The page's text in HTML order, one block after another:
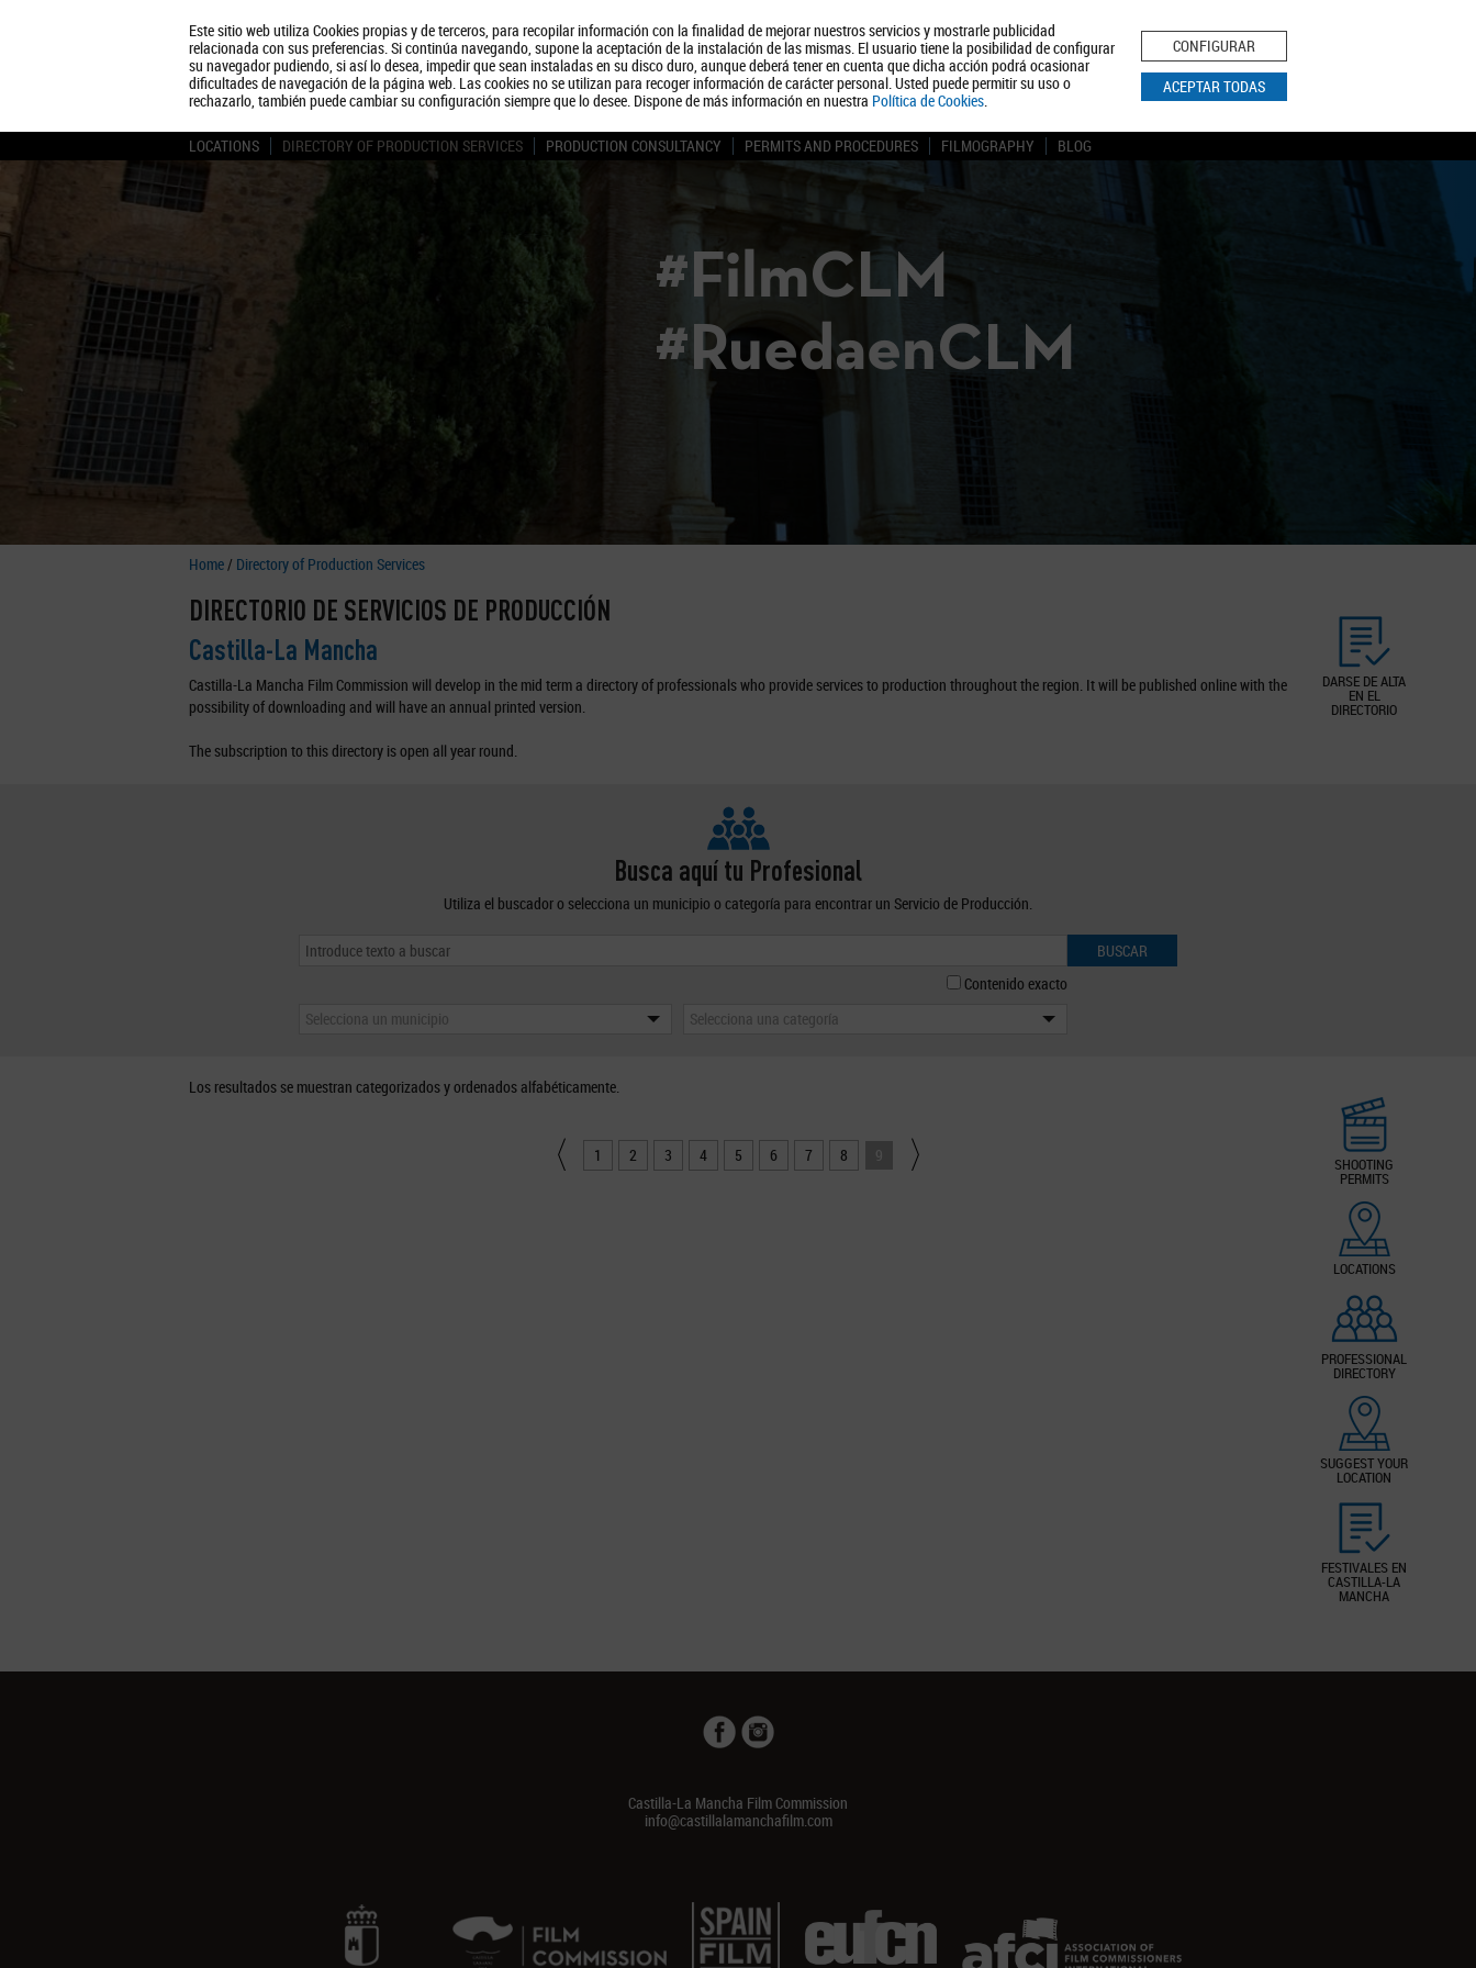
Este sitio web utiliza Cookies propias y de terceros, para recopilar información con la finalidad de mejorar nuestros servicios y mostrarle publicidad
relacionada con sus preferencias. Si continúa navegando, supone la aceptación de la instalación de las mismas. El usuario tiene la posibilidad de configurar
su navegador pudiendo, si así lo desea, impedir que sean instaladas en su disco duro, aunque deberá tener en cuenta que dicha acción podrá ocasionar
dificultades de navegación de la página web. Las cookies no se utilizan para recoger información de carácter personal. Usted puede permitir su uso o
rechazarlo, también puede cambiar su configuración siempre que lo desee. Dispone de más información en nuestra Política de Cookies.
CONFIGURAR
ACEPTAR TODAS
About us Tourism Política de Privacidad Aviso Legal Política de Cookies
BUSCAR
LOCATIONS DIRECTORY OF PRODUCTION SERVICES PRODUCTION CONSULTANCY PERMITS AND PROCEDURES FILMOGRAPHY BLOG
#FilmCLM
#RuedaenCLM
Home/ Directory of Production Services
DARSE DE ALTA
EN EL
DIRECTORIO
DIRECTORIO DE SERVICIOS DE PRODUCCIÓN
Castilla-La Mancha
Castilla-La Mancha Film Commission will develop in the mid term a directory of professionals who provide services to production throughout the region. It will be published online with the
possibility of downloading and will have an annual printed version.
The subscription to this directory is open all year round.
Busca aquí tu Profesional
Utiliza el buscador o selecciona un municipio o categoría para encontrar un Servicio de Producción.
BUSCAR
Contenido exacto
Selecciona un municipio
Selecciona una categoría
SHOOTING
PERMITS
LOCATIONS
PROFESSIONAL
DIRECTORY
SUGGEST YOUR
LOCATION
FESTIVALES EN
CASTILLA-LA
MANCHA
Los resultados se muestran categorizados y ordenados alfabéticamente.
1 2 3 4 5 6 7 8 9
Castilla-La Mancha Film Commission
info@castillalamanchafilm.com